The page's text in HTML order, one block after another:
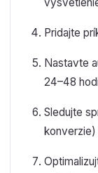
Pridajte
Nastavte
24–48
Sledujte